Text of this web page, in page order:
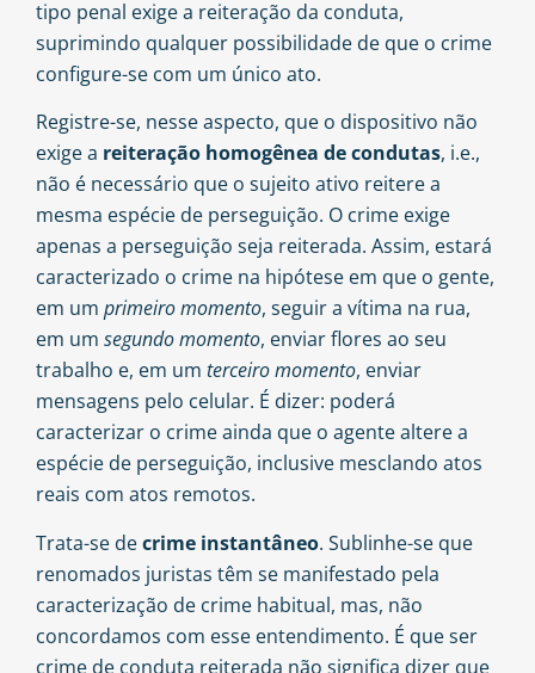
tipo penal exige a reiteração da conduta,
suprimindo qualquer possibilidade de que o crime
configure-se com um único ato.
Registre-se, nesse aspecto, que o dispositivo não
exige a reiteração homogênea de condutas, i.e.,
não é necessário que o sujeito ativo reitere a
mesma espécie de perseguição. O crime exige
apenas a perseguição seja reiterada. Assim, estará
caracterizado o crime na hipótese em que o gente,
em um primeiro momento, seguir a vítima na rua,
em um segundo momento, enviar flores ao seu
trabalho e, em um terceiro momento, enviar
mensagens pelo celular. É dizer: poderá
caracterizar o crime ainda que o agente altere a
espécie de perseguição, inclusive mesclando atos
reais com atos remotos.
Trata-se decrime instantâneo. Sublinhe-se que
renomados juristas têm se manifestado pela
caracterização de crime habitual, mas, não
concordamos com esse entendimento. É que ser
crime de conduta reiterada não significa dizer que